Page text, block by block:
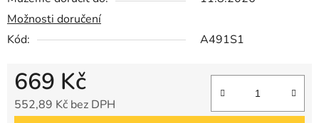
Možnosti doručení
Kód:
A491S1
669 Kč
552,89 Kč bez DPH